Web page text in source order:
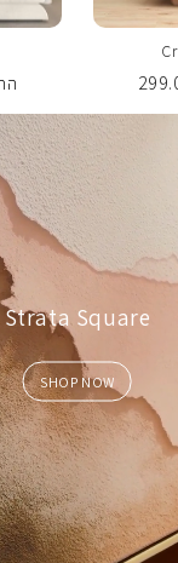
Strata Square
SHOP NOW